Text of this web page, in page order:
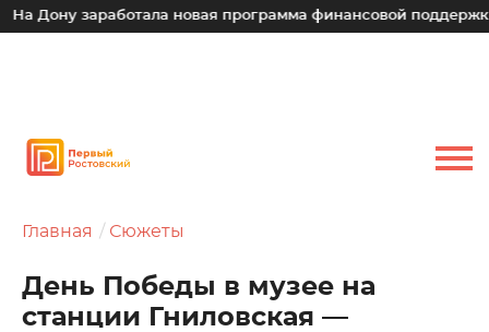
заработала новая программа финансовой поддержки для
Главная Сюжеты
День Победы в музее на
станции Гниловская —